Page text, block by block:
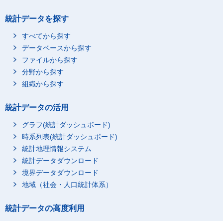
統計データを探す
すべてから探す
データベースから探す
ファイルから探す
分野から探す
組織から探す
統計データの活用
グラフ(統計ダッシュボード)
時系列表(統計ダッシュボード)
統計地理情報システム
統計データダウンロード
境界データダウンロード
地域（社会・人口統計体系）
統計データの高度利用